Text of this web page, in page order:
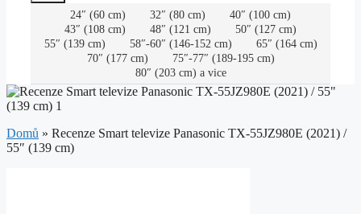
24″ (60 cm)
32″ (80 cm)
40″ (100 cm)
43″ (108 cm)
48″ (121 cm)
50″ (127 cm)
55″ (139 cm)
58″-60″ (146-152 cm)
65″ (164 cm)
70″ (177 cm)
75″-77″ (189-195 cm)
80″ (203 cm) a vice
Domů » Recenze Smart televize Panasonic TX-55JZ980E (2021) /
55″ (139 cm)